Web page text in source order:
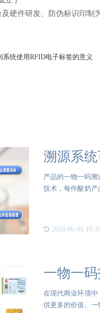
硬件研发、防伪标识印
系统使用RFID电子标签的意义
溯源系
产品的一物一码
技术，每件酸奶
2026-06-05
一物一
在现代商业环境
供更多的价值。